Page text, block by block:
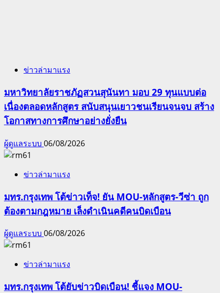
ข่าวล่ามาแรง
มหาวิทยาลัยราชภัฏสวนสุนันทา มอบ 29 ทุนแบบต่อ
เนื่องตลอดหลักสูตร สนับสนุนเยาวชนเรียนจนจบ สร้าง
โอกาสทางการศึกษาอย่างยั่งยืน
ผู้ดูแลระบบ 06/08/2026
ข่าวล่ามาแรง
มทร.กรุงเทพ โต้ข่าวเท็จ! ยัน MOU-หลักสูตร-วีซ่า ถูก
ต้องตามกฎหมาย เล็งดำเนินคดีคนบิดเบือน
ผู้ดูแลระบบ 06/08/2026
ข่าวล่ามาแรง
มทร.กรุงเทพ โต้ยับข่าวบิดเบือน! ชี้แจง MOU-